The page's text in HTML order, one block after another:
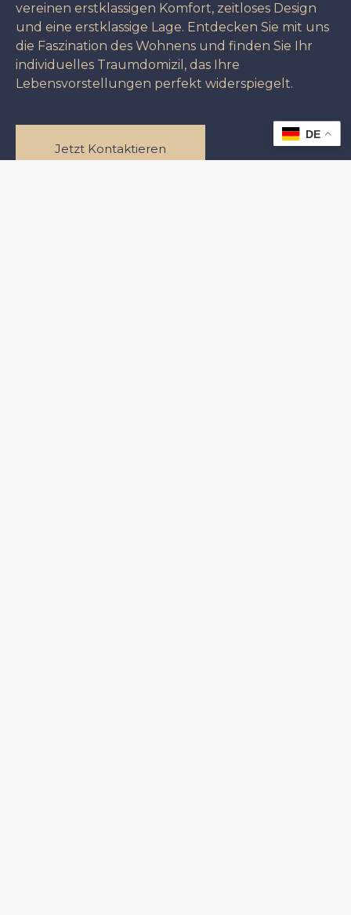
vereinen erstklassigen Komfort, zeitloses Design
und eine erstklassige Lage. Entdecken Sie mit uns
die Faszination des Wohnens und finden Sie Ihr
individuelles Traumdomizil, das Ihre
Lebensvorstellungen perfekt widerspiegelt.
Jetzt Kontaktieren
DE